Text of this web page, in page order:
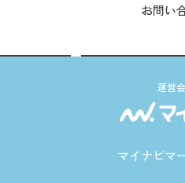
お問い
運営
マイナビマ